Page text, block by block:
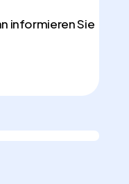
informieren Sie